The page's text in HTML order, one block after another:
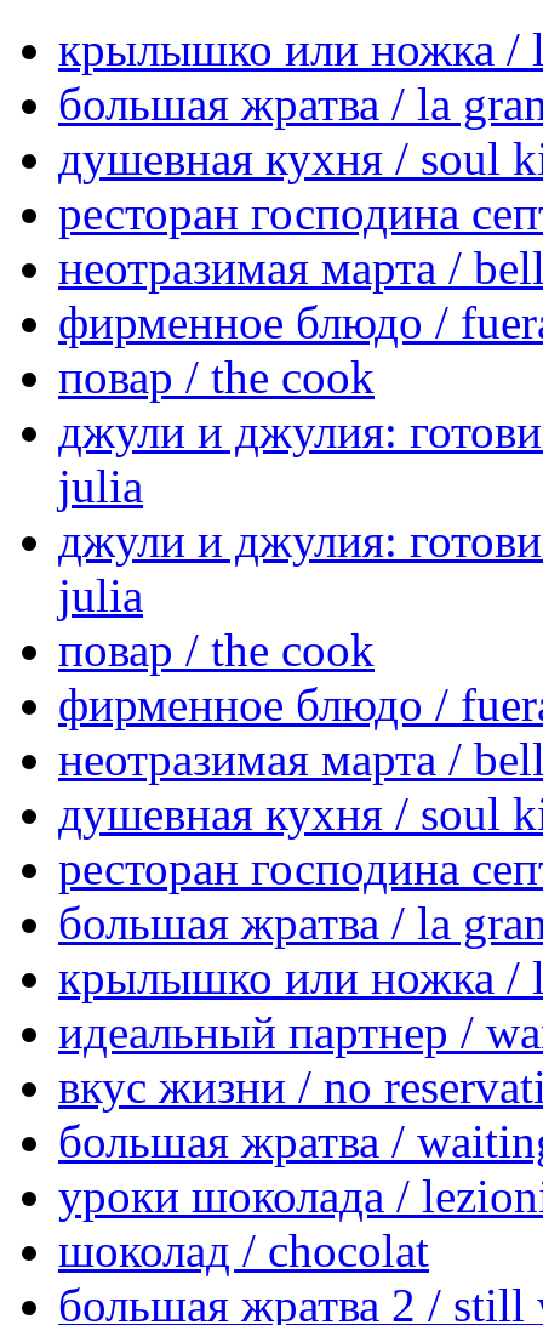
крылышко или ножка /
большая жратва / la
душевная кухня / soul
ресторан господина
неотразимая марта /
фирменное блюдо /
повар / the cook
джули и джулия:
julia
джули и джулия:
julia
повар / the cook
фирменное блюдо /
неотразимая марта /
душевная кухня / soul
ресторан господина
большая жратва / la
крылышко или ножка /
идеальный партнер /
вкус жизни / no
большая жратва /
уроки шоколада /
шоколад / chocolat
большая жратва 2 /